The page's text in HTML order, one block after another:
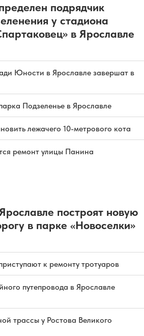
подрядчик
у стадиона
в Ярославле
Юности в Ярославле завершат в
Подзеленье в Ярославле
лежачего 10-метрового кота
ремонт улицы Панина
построят новую
в парке «Новоселки»
к ремонту тротуаров
путепровода в Ярославле
трассы у Ростова Великого